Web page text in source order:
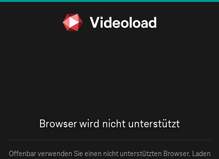
Browser wird nicht unterstützt
Offenbar verwenden Sie einen nicht unterstützten Browser. Laden